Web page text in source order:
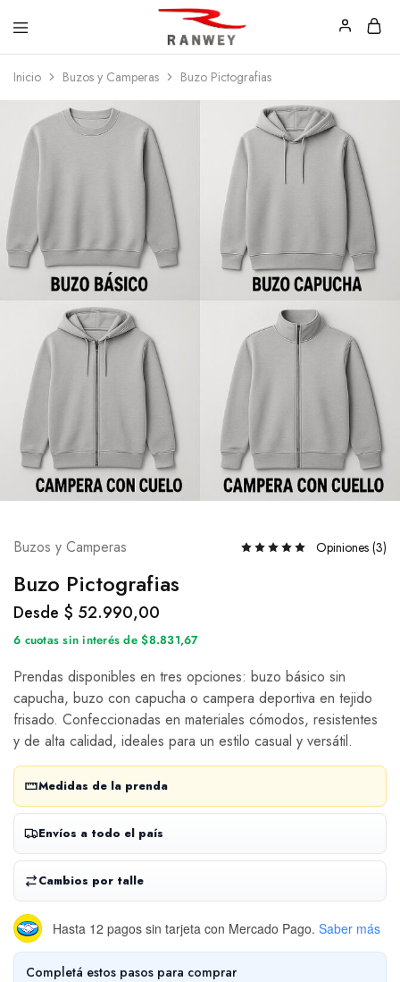
Ranwey
|
Tu
Estilo,
Tu
Diseño
Tu
Estilo,
Tu
Diseño
—
Remeras,
Inicio Buzos y Camperas Buzo Pictografias
Buzos y Camperas Opiniones (3)
Buzo Pictografias
Desde $ 52.990,00
6 cuotas sin interés de $8.831,67
Prendas disponibles en tres opciones: buzo básico sin
capucha, buzo con capucha o campera deportiva en tejido
frisado. Confeccionadas en materiales cómodos, resistentes
y de alta calidad, ideales para un estilo casual y versátil.
Medidas de la prenda
Envíos a todo el país
Cambios por talle
Hasta 12 pagos sin tarjeta con Mercado Pago. Saber más
Completá estos pasos para comprar